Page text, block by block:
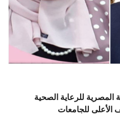
المصرية للرعاية الصحية
الأعلى للجامعات